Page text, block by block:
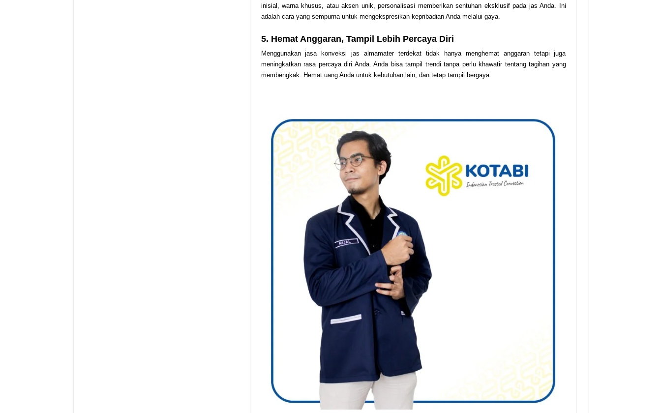
inisial, warna khusus, atau aksen unik, personalisasi memberikan sentuhan eksklusif pada jas Anda. Ini
adalah cara yang sempurna untuk mengekspresikan kepribadian Anda melalui gaya.
5. Hemat Anggaran, Tampil Lebih Percaya Diri
Menggunakan jasa konveksi jas almamater terdekat tidak hanya menghemat anggaran tetapi juga
meningkatkan rasa percaya diri Anda. Anda bisa tampil trendi tanpa perlu khawatir tentang tagihan yang
membengkak. Hemat uang Anda untuk kebutuhan lain, dan tetap tampil bergaya.